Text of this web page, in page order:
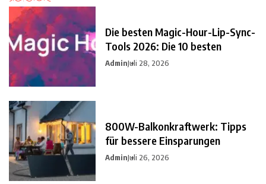
Die besten Magic-Hour-Lip-Sync-
Tools 2026: Die 10 besten
AdminJuli 28, 2026
800W-Balkonkraftwerk: Tipps
für bessere Einsparungen
AdminJuli 26, 2026